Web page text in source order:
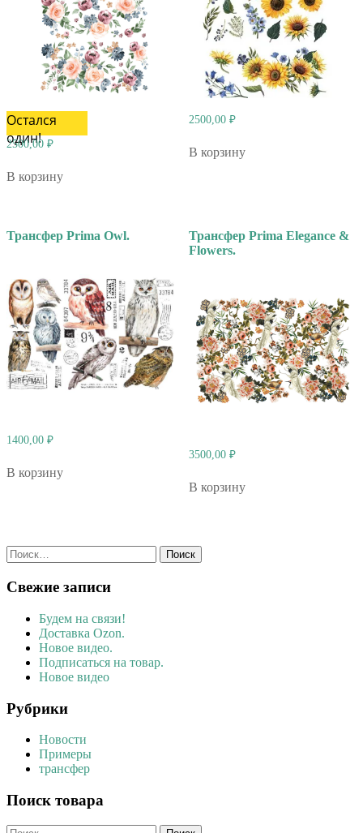
Остался
один!
2500,00 ₽
В корзину
2500,00 ₽
В корзину
Трансфер Prima Owl.
1400,00 ₽
В корзину
Трансфер Prima Elegance &
Flowers.
3500,00 ₽
В корзину
Найти:
Свежие записи
Будем на связи!
Доставка Ozon.
Новое видео.
Подписаться на товар.
Новое видео
Рубрики
Новости
Примеры
трансфер
Поиск товара